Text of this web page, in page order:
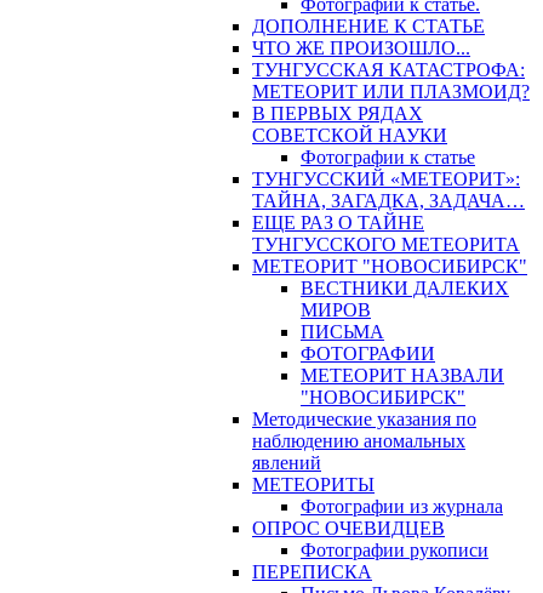
Фотографии к статье.
ДОПОЛНЕНИЕ К СТАТЬЕ
ЧТО ЖЕ ПРОИЗОШЛО...
ТУНГУССКАЯ КАТАСТРОФА:
МЕТЕОРИТ ИЛИ ПЛАЗМОИД?
В ПЕРВЫХ РЯДАХ
СОВЕТСКОЙ НАУКИ
Фотографии к статье
ТУНГУССКИЙ «МЕТЕОРИТ»:
ТАЙНА, ЗАГАДКА, ЗАДАЧА…
ЕЩЕ РАЗ О ТАЙНЕ
ТУНГУССКОГО МЕТЕОРИТА
МЕТЕОРИТ "НОВОСИБИРСК"
ВЕСТНИКИ ДАЛЕКИХ
МИРОВ
ПИСЬМА
ФОТОГРАФИИ
МЕТЕОРИТ НАЗВАЛИ
"НОВОСИБИРСК"
Методические указания по
наблюдению аномальных
явлений
МЕТЕОРИТЫ
Фотографии из журнала
ОПРОС ОЧЕВИДЦЕВ
Фотографии рукописи
ПЕРЕПИСКА